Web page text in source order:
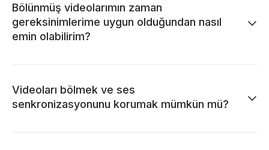
Bölünmüş videolarımın zaman
gereksinimlerime uygun olduğundan nasıl
emin olabilirim?
Videoları bölmek ve ses
senkronizasyonunu korumak mümkün mü?